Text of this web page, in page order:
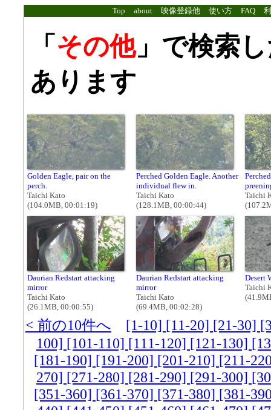
Top about 映像登録他 使い方 FAQ
「 その他」で検索
あります
Golden Eagle, pair on the
perch.
Taichi Kato
(104.0MB, 00:01:19)
Perched Golden Eagle. Another
individual flew in.
Taichi Kato
(128.1MB, 00:00:44)
Taichi
Daurian Redstart attacking
mirror
Taichi Kato
(26.1MB, 00:00:55)
Daurian Redstart attacking
mirror
Taichi Kato
(69.4MB, 00:02:28)
Desert
Taichi
< 前の10件へ [1-10] [11-20] [21-30]
100] [101-110] [111-120] [121-130]
[181-190] [191-200] [201-210] [211-
270] [271-280] [281-290] [291-300]
[351-360] [361-370] [371-380] [381-